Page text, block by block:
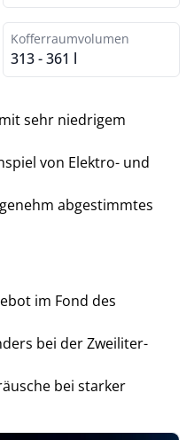
Kofferraumvolumen
313 - 361 l
sehr niedrigem
von Elektro- und
abgestimmtes
im Fond des
bei der Zweiliter-
bei starker